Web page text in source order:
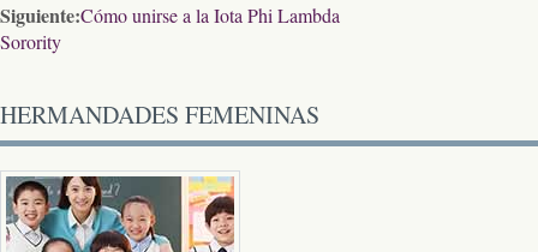
Siguiente:Cómo unirse a la Iota Phi Lambda
Sorority
HERMANDADES FEMENINAS